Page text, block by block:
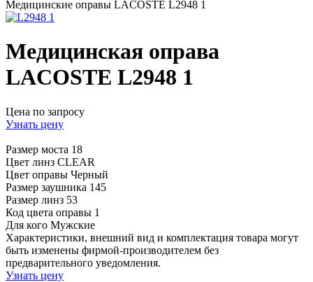
Медицинские оправы LACOSTE L2948 1
Медицинская оправа
LACOSTE L2948 1
Цена по запросу
Узнать цену
Размер моста 18
Цвет линз CLEAR
Цвет оправы Черный
Размер заушника 145
Размер линз 53
Код цвета оправы 1
Для кого Мужские
Характеристики, внешний вид и комплектация товара могут
быть изменены фирмой-производителем без
предварительного уведомления.
Узнать цену